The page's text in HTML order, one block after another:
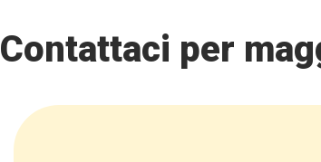
Contattaci per